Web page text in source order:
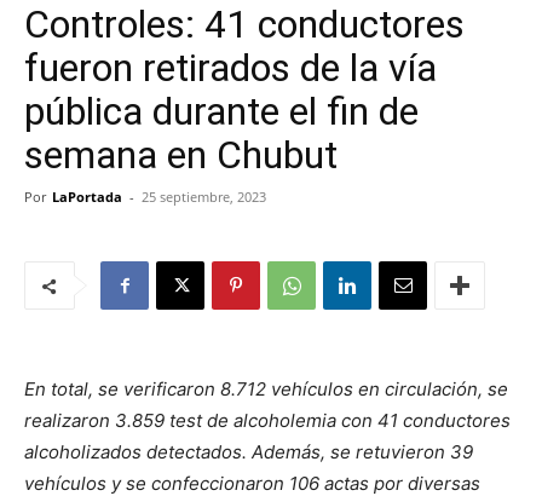
Controles: 41 conductores
fueron retirados de la vía
pública durante el fin de
semana en Chubut
Por LaPortada - 25 septiembre, 2023
En total, se verificaron 8.712 vehículos en circulación, se
realizaron 3.859 test de alcoholemia con 41 conductores
alcoholizados detectados. Además, se retuvieron 39
vehículos y se confeccionaron 106 actas por diversas